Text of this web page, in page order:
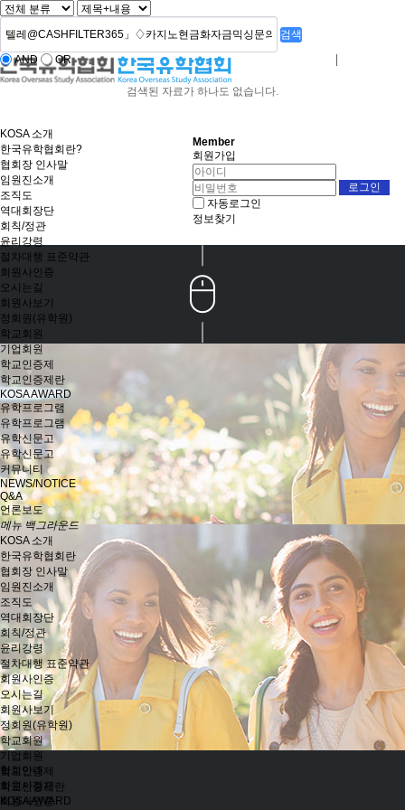
KOSA 소개
한국유학협회란?
협회장 인사말
임원진소개
조직도
역대회장단
회칙/정관
윤리강령
절차대행 표준약관
회원사인증
오시는길
회원사보기
정회원(유학원)
학교회원
기업회원
학교인증제
학교인증제란
KOSA AWARD
유학프로그램
유학프로그램
유학신문고
유학신문고
커뮤니티
NEWS/NOTICE
Q&A
언론보도
메뉴 백그라운드
KOSA 소개
한국유학협회란
협회장 인사말
임원진소개
조직도
역대회장단
회칙/정관
윤리강령
절차대행 표준약관
회원사인증
오시는길
회원사보기
정회원(유학원)
학교회원
기업회원
학교인증제
학교인증제란
KOSA AWARD
검색
AND OR
검색된 자료가 하나도 없습니다.
Member
회원가입
자동로그인
정보찾기
협회안내
회원사정관
회원사인증